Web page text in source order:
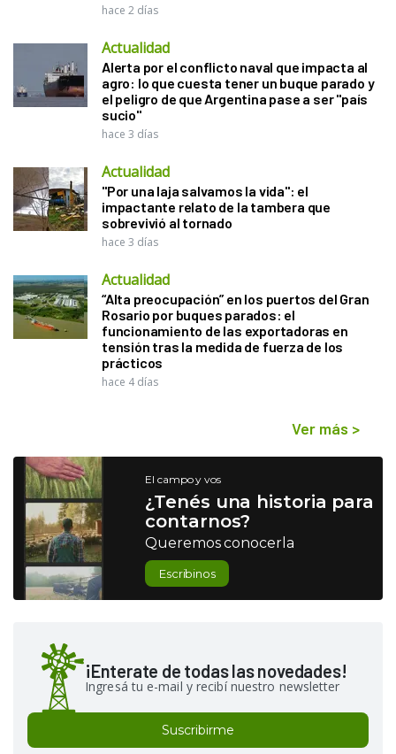
hace 2 días
Actualidad
Alerta por el conflicto naval que impacta al
agro: lo que cuesta tener un buque parado y
el peligro de que Argentina pase a ser "país
sucio"
hace 3 días
Actualidad
"Por una laja salvamos la vida": el
impactante relato de la tambera que
sobrevivió al tornado
hace 3 días
Actualidad
“Alta preocupación” en los puertos del Gran
Rosario por buques parados: el
funcionamiento de las exportadoras en
tensión tras la medida de fuerza de los
prácticos
hace 4 días
Ver más >
El campo y vos
¿Tenés una historia para
contarnos?
Queremos conocerla
Escribinos
¡Enterate de todas las novedades!
Ingresá tu e-mail y recibí nuestro newsletter
Suscribirme